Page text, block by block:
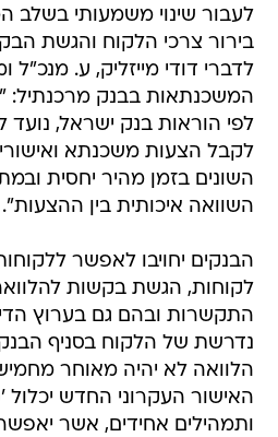
לעבור שינוי משמעותי
בירור צרכי הלקוח והגשת
לדברי דודי מייזליק, ע. מנכ"ל
המשכנתאות בבנק מרכנתיל:
לפי הוראות בנק ישראל,
לקבל הצעות משכנתא
השונים בזמן מהיר יחסית
השוואה איכותית בין ההצעות".
הבנקים יחויבו לאפשר
לקוחות, הגשת בקשות
התקשרות ובהם גם בערוץ
נדרשת של הלקוח בסניף
הלוואה לא יהיה מאוחר
האישור העקרוני החדש יכלול
ותמהילים אחידים, אשר